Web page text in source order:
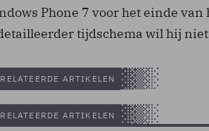
Phone 7 voor het einde
tijdschema wil hij
ARTIKELEN
ARTIKELEN